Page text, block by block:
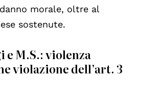
morale, oltre al
sostenute.
e M.S.: violenza
violazione dell’art. 3